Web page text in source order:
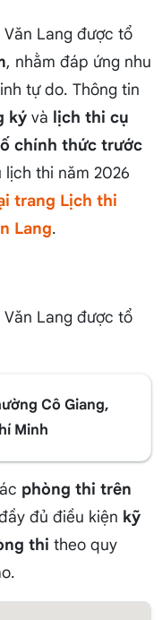
Văn Lang được tổ
, nhằm đáp ứng nhu
tự do. Thông tin
ký và lịch thi cụ
chính thức trước
thi năm 2026
trang Lịch thi
Lang.
Văn Lang được tổ
Cô Giang,
Minh
phòng thi trên
đủ điều kiện kỹ
thi theo quy